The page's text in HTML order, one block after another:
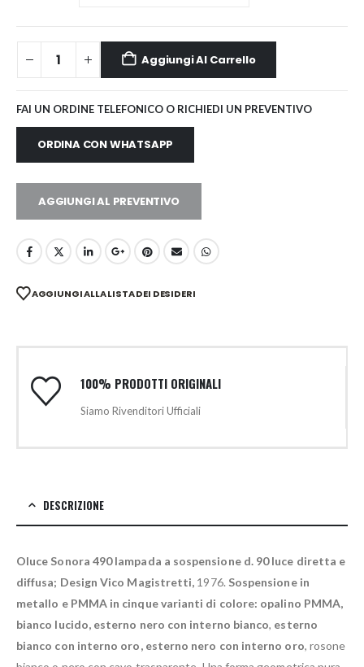
Aggiungi Al Carrello
FAI UN ORDINE TELEFONICO O RICHIEDI UN PREVENTIVO
ORDINA CON WHATSAPP
AGGIUNGI AL PREVENTIVO
AGGIUNGI ALLA LISTA DEI DESIDERI
100% PRODOTTI ORIGINALI
Siamo Rivenditori Ufficiali
DESCRIZIONE
Oluce Sonora 490 lampada a sospensione d. 90 luce diretta e
diffusa; Design Vico Magistretti, 1976. Sospensione in
metallo e PMMA in cinque varianti di colore: opalino PMMA,
bianco lucido, esterno nero con interno bianco, esterno
bianco con interno oro, esterno nero con interno oro, rosone